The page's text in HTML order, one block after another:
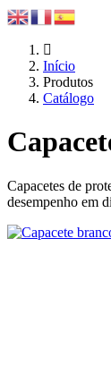
Início
Produtos
Catálogo
Capacetes de
desempenho em